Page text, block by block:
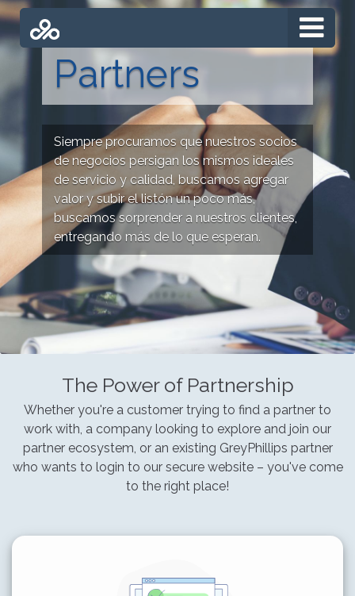
Partners
Siempre procuramos que nuestros socios
de negocios persigan los mismos ideales
de servicio y calidad, buscamos agregar
valor y subir el listón un poco más,
buscamos sorprender a nuestros clientes,
entregando más de lo que esperan.
The Power of Partnership
Whether you're a customer trying to find a partner to
work with, a company looking to explore and join our
partner ecosystem, or an existing GreyPhillips partner
who wants to login to our secure website – you've come
to the right place!